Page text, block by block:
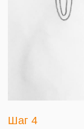
Шаг 4